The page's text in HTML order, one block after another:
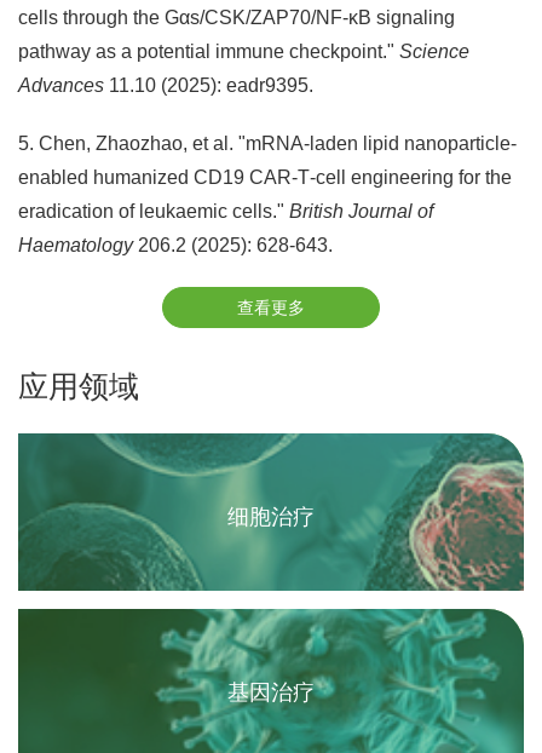
cells through the Gαs/CSK/ZAP70/NF-κB signaling
pathway as a potential immune checkpoint." Science
Advances 11.10 (2025): eadr9395.
5. Chen, Zhaozhao, et al. "mRNA‐laden lipid nanoparticle‐
enabled humanized CD19 CAR‐T‐cell engineering for the
eradication of leukaemic cells." British Journal of
Haematology206.2 (2025): 628-643.
查看更多
应用领域
细胞治疗
基因治疗